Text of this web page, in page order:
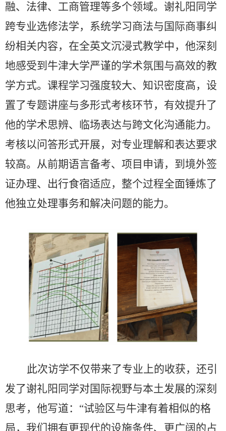
融、法律、工商管理等多个领域。谢礼阳同学
跨专业选修法学，系统学习商法与国际商事纠
纷相关内容，在全英文沉浸式教学中，他深刻
地感受到牛津大学严谨的学术氛围与高效的教
学方式。课程学习强度较大、知识密度高，设
置了专题讲座与多形式考核环节，有效提升了
他的学术思辨、临场表达与跨文化沟通能力。
考核以问答形式开展，对专业理解和表达要求
较高。从前期语言备考、项目申请，到境外签
证办理、出行食宿适应，整个过程全面锤炼了
他独立处理事务和解决问题的能力。
此次访学不仅带来了专业上的收获，还引
发了谢礼阳同学对国际视野与本土发展的深刻
思考，他写道： “试验区与牛津有着相似的格
局，我们拥有更现代的设施条件、更广阔的占